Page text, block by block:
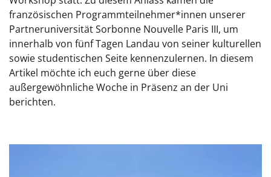
französischen Programmteilnehmer*innen unserer
Partneruniversität Sorbonne Nouvelle Paris III, um
innerhalb von fünf Tagen Landau von seiner kulturellen
sowie studentischen Seite kennenzulernen. In diesem
Artikel möchte ich euch gerne über diese
außergewöhnliche Woche in Präsenz an der Uni
berichten.